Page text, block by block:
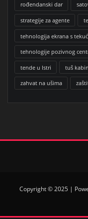
rođendanski dar
strategije za agente
tehnologija ekrana s
tehnologije pozivnog
tende u Istri tuš
zahvat na ušima
Copyright © 2025 |